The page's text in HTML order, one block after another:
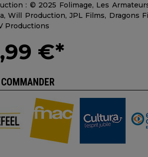
: © 2025 Folimage, Les
Will Production, JPL Films, Dragons
Productions
€*
COMMANDER